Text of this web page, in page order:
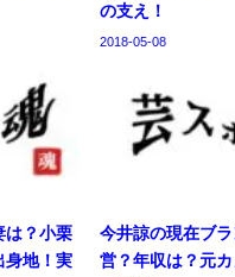
の支え！
2018-05-08
は？小栗
身地！実
今井諒の現在ブ
営？年収は？元